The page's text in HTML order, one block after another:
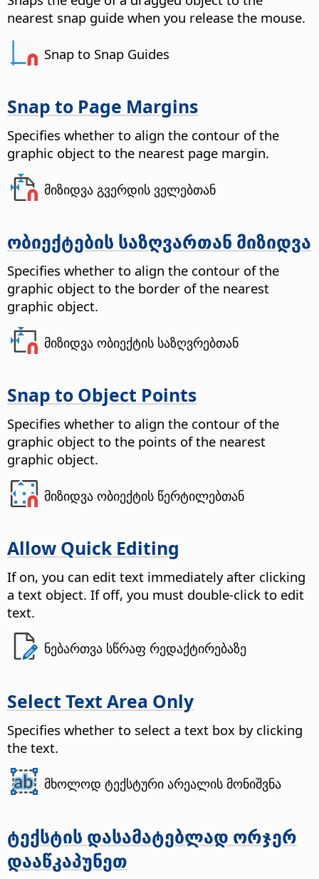
nearest snap guide when you release the mouse.
Snap to Snap Guides
Snap to Page Margins
Specifies whether to align the contour of the
graphic object to the nearest page margin.
მიზიდვა გვერდის ველებთან
ობიექტების საზღვართან მიზიდვა
Specifies whether to align the contour of the
graphic object to the border of the nearest
graphic object.
მიზიდვა ობიექტის საზღვრებთან
Snap to Object Points
Specifies whether to align the contour of the
graphic object to the points of the nearest
graphic object.
მიზიდვა ობიექტის წერტილებთან
Allow Quick Editing
If on, you can edit text immediately after clicking
a text object. If off, you must double-click to edit
text.
ნებართვა სწრაფ რედაქტირებაზე
Select Text Area Only
Specifies whether to select a text box by clicking
the text.
მხოლოდ ტექსტური არეალის მონიშვნა
ტექსტის დასამატებლად ორჯერ
დააწკაპუნეთ